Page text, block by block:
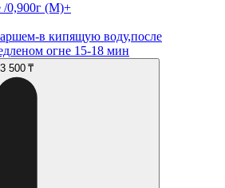
/0,900г (М)+
в кипящую воду,после
огне 15-18 мин
3 500 ₸